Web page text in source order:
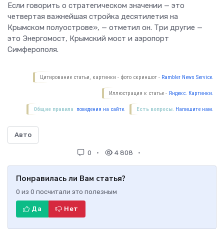
Если говорить о стратегическом значении — это
четвертая важнейшая стройка десятилетия на
Крымском полуострове», — отметил он. Три другие —
это Энергомост, Крымский мост и аэропорт
Симферополя.
Цитирование статьи, картинки - фото скриншот - Rambler News Service.
Иллюстрация к статье - Яндекс. Картинки.
Есть вопросы. Напишите нам.
Общие правила поведения на сайте.
Авто
0 4 808
Понравилась ли Вам статья?
0 из 0 посчитали это полезным
Да Нет